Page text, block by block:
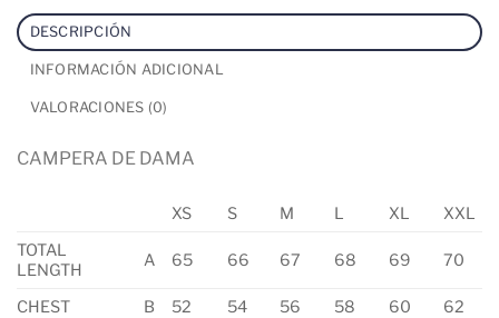
DESCRIPCIÓN
INFORMACIÓN ADICIONAL
VALORACIONES (0)
CAMPERA DE DAMA
XS S M L XL
XXL
TOTAL
LENGTH
A 65 66 67 68 69 70
CHEST B 52 54 56 58 60
62